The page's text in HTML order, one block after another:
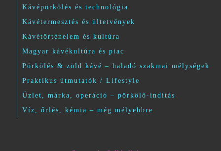
Kávépörkölés és technológia
Kávétermesztés és ültetvények
Kávétörténelem és kultúra
Magyar kávékultúra és piac
Pörkölés & zöld kávé – haladó szakmai mélységek
Praktikus útmutatók / Lifestyle
Üzlet, márka, operáció – pörkölő-indítás
Víz, őrlés, kémia – még mélyebbre